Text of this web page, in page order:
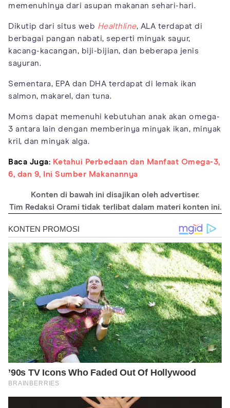
memenuhinya dari asupan makanan sehari-hari.
Dikutip dari situs web Healthline, ALA terdapat di
berbagai pangan nabati, seperti minyak sayur,
kacang-kacangan, biji-bijian, dan beberapa jenis
sayuran.
Sementara, EPA dan DHA terdapat di lemak ikan
salmon, makarel, dan tuna.
Moms dapat memenuhi kebutuhan anak akan omega-
3 antara lain dengan memberinya minyak ikan, minyak
kril, dan minyak alga.
Baca Juga: Ketahui Perbedaan dan Manfaat Omega-3,
6, dan 9, Ini Sumber Makanannya
Konten di bawah ini disajikan oleh advertiser.
Tim Redaksi Orami tidak terlibat dalam materi konten ini.